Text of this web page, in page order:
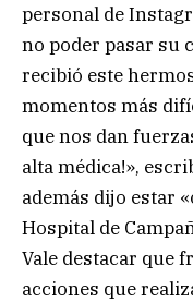
personal de
no poder pasar su
recibió este
momentos más
que nos dan
alta médica!»,
además dijo estar
Hospital de
Vale destacar que
acciones que